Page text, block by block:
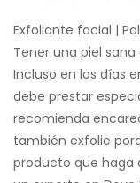
Exfoliante facial |
Tener una piel
Incluso en los días
debe prestar
recomienda
también exfolie
producto que haga